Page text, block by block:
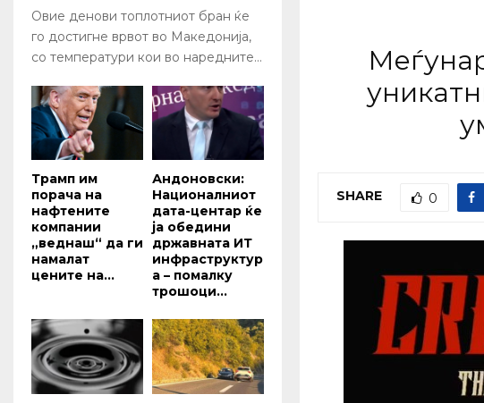
SHARE 0
Овие денови топлотниот бран ќе
го достигне врвот во Македонија,
со температури кои во наредните...
Трамп им
порача на
нафтените
компании
„веднаш“ да ги
намалат
цените на...
Андоновски:
Националниот
дата-центар ќе
ја обедини
државната ИТ
инфраструктур
а – помалку
трошоци...